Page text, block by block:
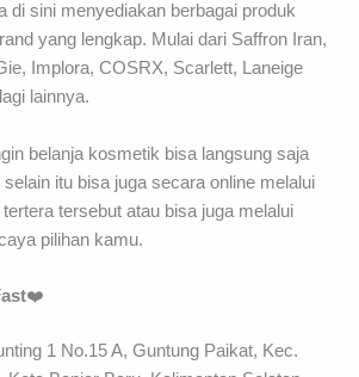
di sini menyediakan berbagai produk
yang lengkap. Mulai dari Saffron Iran,
Implora, COSRX, Scarlett, Laneige
lainnya.
belanja kosmetik bisa langsung saja
itu bisa juga secara online melalui
tersebut atau bisa juga melalui
pilihan kamu.
❤️
1 No.15 A, Guntung Paikat, Kec.